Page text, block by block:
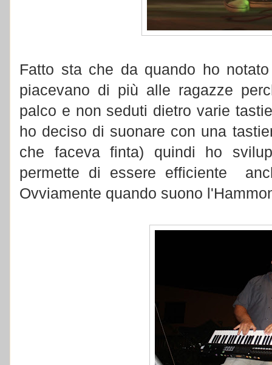
Fatto sta che da quando ho
piacevano di più alle ragazze
palco e non seduti dietro varie
ho deciso di suonare con una
che faceva finta) quindi ho
permette di essere efficiente
Ovviamente quando suono